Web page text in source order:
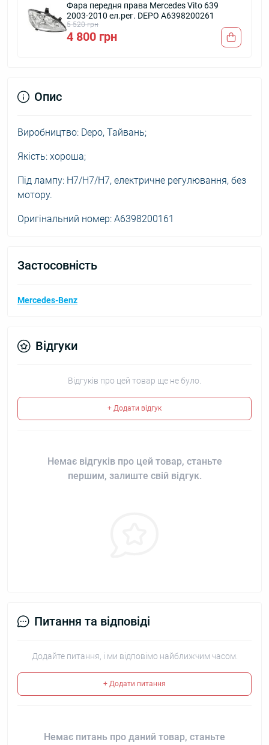
Фара передня права Mercedes Vito 639
2003-2010 ел.рег. DEPO A6398200261
5 520 грн
4 800 грн
Опис
Виробництво: Depo, Тайвань;
Якість: хороша;
Під лампу: H7/H7/H7, електричне регулювання, без
мотору.
Оригінальний номер: A6398200161
Застосовність
Mercedes-Benz
Відгуки
Відгуків про цей товар ще не було.
+ Додати відгук
Немає відгуків про цей товар, станьте
першим, залиште свій відгук.
Питання та відповіді
Додайте питання, і ми відповімо найближчим часом.
+ Додати питання
Немає питань про даний товар, станьте